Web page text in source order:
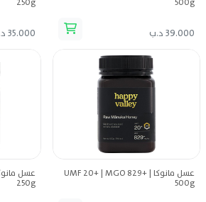
39.000 د.ب 35.000 د.ب
عسل مانوكا UMF 20+ | MGO 829+ |
500g
250g